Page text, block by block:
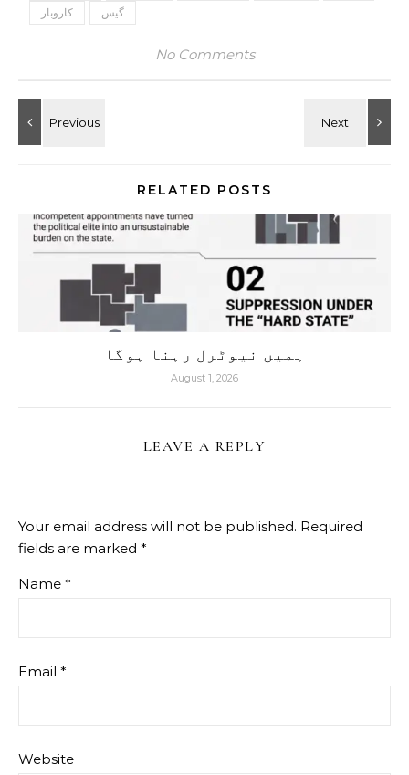
کاروبار گیس
No Comments
RELATED POSTS
ہمیں نیوٹرل رہنا ہوگا
August 1, 2026
LEAVE A REPLY
Your email address will not be published. Required
fields are marked *
Name *
Email *
Website